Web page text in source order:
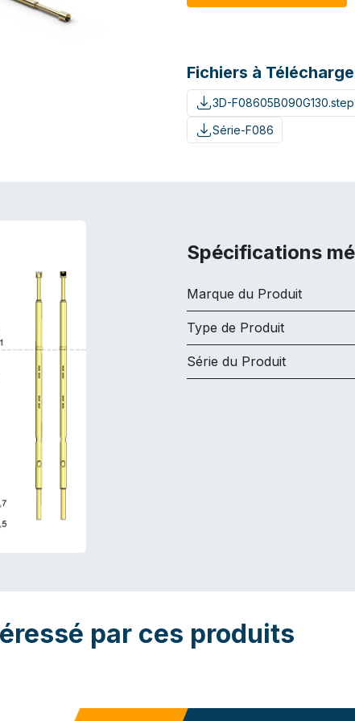
Fichiers à
3D-F08605B090G130.step
Série-F086
Spécifications
Marque du Produit
Type de Produit
Série du Produit
par ces produits